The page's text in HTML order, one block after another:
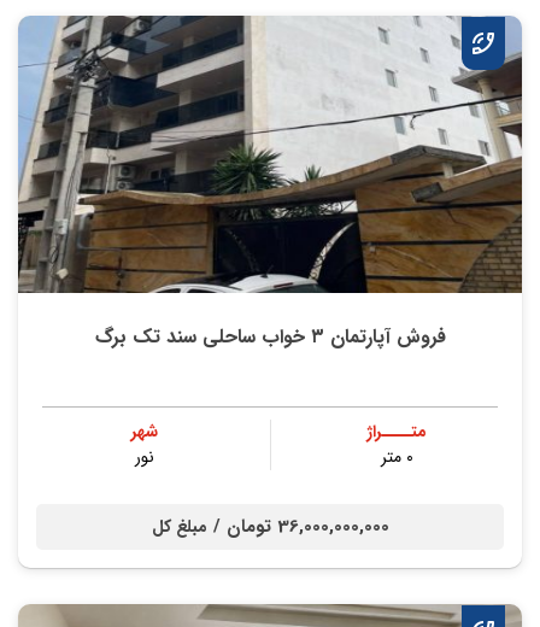
فروش آپارتمان ۳ خواب ساحلی سند تک برگ
متــــراژ
۰ متر
شهر
نور
36,000,000,000 تومان / مبلغ کل